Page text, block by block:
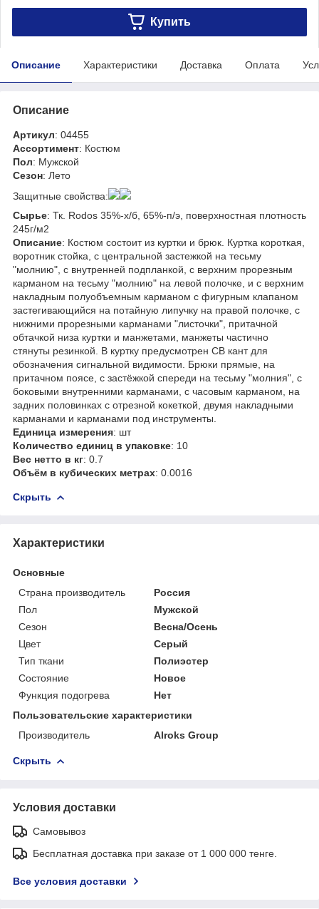
Купить
Описание Характеристики Доставка Оплата
Описание
Артикул: 04455
Ассортимент: Костюм
Пол: Мужской
Сезон: Лето
Защитные свойства:
Сырье: Тк. Rodos 35%-х/б, 65%-п/э, поверхностная плотность
245г/м2
Описание: Костюм состоит из куртки и брюк. Куртка короткая,
воротник стойка, с центральной застежкой на тесьму
"молнию", с внутренней подпланкой, с верхним прорезным
карманом на тесьму "молнию" на левой полочке, и с верхним
накладным полуобъемным карманом с фигурным клапаном
застегивающийся на потайную липучку на правой полочке, с
нижними прорезными карманами "листочки", притачной
обтачкой низа куртки и манжетами, манжеты частично
стянуты резинкой. В куртку предусмотрен СВ кант для
обозначения сигнальной видимости. Брюки прямые, на
притачном поясе, с застёжкой спереди на тесьму "молния", с
боковыми внутренними карманами, с часовым карманом, на
задних половинках с отрезной кокеткой, двумя накладными
карманами и карманами под инструменты.
Единица измерения: шт
Количество единиц в упаковке: 10
Вес нетто в кг: 0.7
Объём в кубических метрах: 0.0016
Скрыть
Характеристики
Основные
Страна производитель
Россия
Пол
Мужской
Сезон
Весна/Осень
Цвет
Серый
Тип ткани
Полиэстер
Состояние
Новое
Функция подогрева
Нет
Пользовательские характеристики
Производитель
Alroks Group
Скрыть
Условия доставки
Самовывоз
Бесплатная доставка при заказе от 1 000 000 тенге.
Все условия доставки